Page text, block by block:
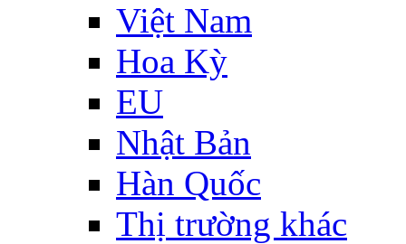
Việt Nam
Hoa Kỳ
EU
Nhật Bản
Hàn Quốc
Thị trường khác